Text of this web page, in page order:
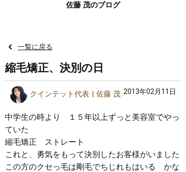
佐藤 茂のブログ
一覧に戻る
縮毛矯正、決別の日
クインテット代表 佐藤 茂 2013年02月11日
中学生の時より １５年以上ずっと美容室でやっ
ていた
縮毛矯正 ストレート
これと、勇気をもって決別したお客様がいました
この方のクセっ毛は剛毛でちじれもはいる かな